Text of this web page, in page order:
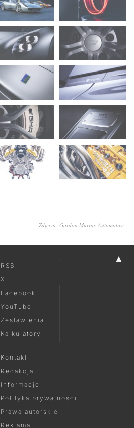
Zdjęcia: Gordon Murray Automotive
▲
RSS
X
Facebook
YouTube
Zestawienia
Kalkulatory
Kontakt
Redakcja
Informacje
Polityka prywatności
Prawa autorskie
Reklama